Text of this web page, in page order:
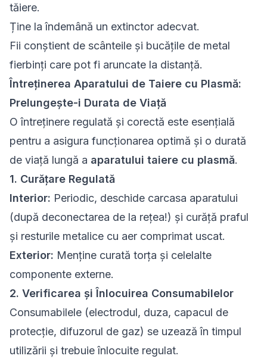
tăiere.
Ține la îndemână un extinctor adecvat.
Fii conștient de scânteile și bucățile de metal
fierbinți care pot fi aruncate la distanță.
Întreținerea Aparatului de Taiere cu Plasmă:
Prelungește-i Durata de Viață
O întreținere regulată și corectă este esențială
pentru a asigura funcționarea optimă și o durată
de viață lungă a aparatului taiere cu plasmă.
1. Curățare Regulată
Interior: Periodic, deschide carcasa aparatului
(după deconectarea de la rețea!) și curăță praful
și resturile metalice cu aer comprimat uscat.
Exterior: Menține curată torța și celelalte
componente externe.
2. Verificarea și Înlocuirea Consumabilelor
Consumabilele (electrodul, duza, capacul de
protecție, difuzorul de gaz) se uzează în timpul
utilizării și trebuie înlocuite regulat.